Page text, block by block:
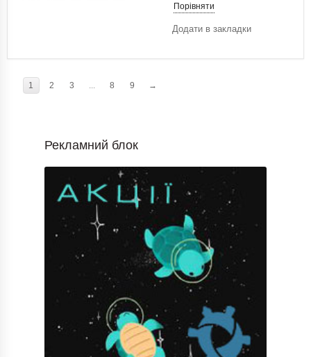
Порівняти
Додати в закладки
1 2 3 8 9 →
Рекламний блок